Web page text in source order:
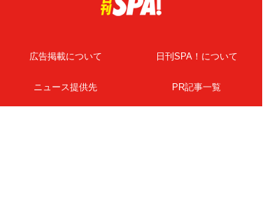
広告掲載について 日刊SPA！について
ニュース提供先 PR記事一覧